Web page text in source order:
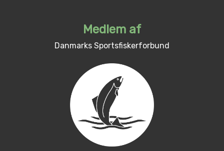
Medlem af
Danmarks Sportsfiskerforbund